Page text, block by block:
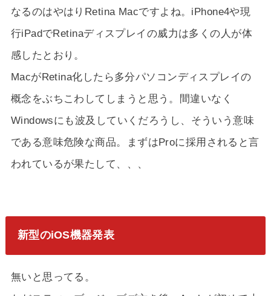
なるのはやはりRetina Macですよね。iPhone4や現
行iPadでRetinaディスプレイの威力は多くの人が体
感したとおり。
MacがRetina化したら多分パソコンディスプレイの
概念をぶちこわしてしまうと思う。間違いなく
Windowsにも波及していくだろうし、そういう意味
である意味危険な商品。まずはProに採用されると言
われているが果たして、、、
新型のiOS機器発表
無いと思ってる。